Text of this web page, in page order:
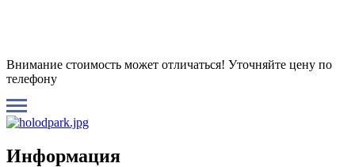
Внимание стоимость может отличаться! Уточняйте цену по
телефону
Информация